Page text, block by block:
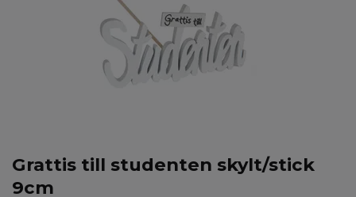
Grattis till studenten skylt/stick
9cm